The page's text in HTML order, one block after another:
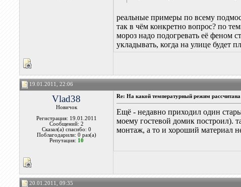
реальные примеры по всему
так в чём конкретно вопрос? по
мороз надо подогревать её феном
укладывать, когда на улице будет
19.01.2011, 22:06
Vlad38
Новичок
Регистрация: 19.01.2011
Сообщений: 2
Сказал(а) спасибо: 0
Поблагодарили: 0 раз(а)
Репутация: 10
Re: На какой температурный режим
Ещё - недавно приходил один
моему гостевой домик построил).
монтаж, а то и хороший материал
20.01.2011, 09:35